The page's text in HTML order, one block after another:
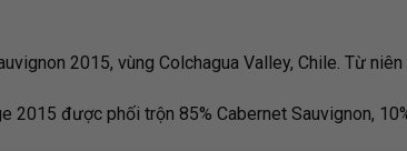
2015, vùng Colchagua Valley, Chile. Từ
2015 được phối trộn 85% Cabernet Sauvignon,